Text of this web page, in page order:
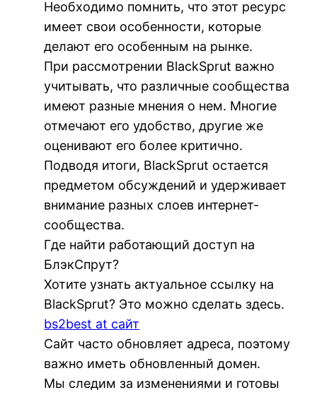
Необходимо помнить, что этот ресурс
имеет свои особенности, которые
делают его особенным на рынке.
При рассмотрении BlackSprut важно
учитывать, что различные сообщества
имеют разные мнения о нем. Многие
отмечают его удобство, другие же
оценивают его более критично.
Подводя итоги, BlackSprut остается
предметом обсуждений и удерживает
внимание разных слоев интернет-
сообщества.
Где найти работающий доступ на
БлэкСпрут?
Хотите узнать актуальное ссылку на
BlackSprut? Это можно сделать здесь.
bs2best at сайт
Сайт часто обновляет адреса, поэтому
важно иметь обновленный домен.
Мы следим за изменениями и готовы